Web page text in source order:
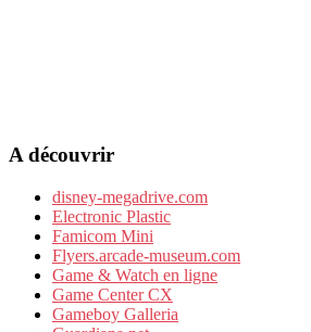
A découvrir
disney-megadrive.com
Electronic Plastic
Famicom Mini
Flyers.arcade-museum.com
Game & Watch en ligne
Game Center CX
Gameboy Galleria